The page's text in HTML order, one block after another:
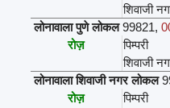
शिवाजी
लोनावाला पुणे लोकल 99821,
रोज़
पिम्परी
शिवाजी
लोनावाला शिवाजी नगर लोकल
रोज़
पिम्परी